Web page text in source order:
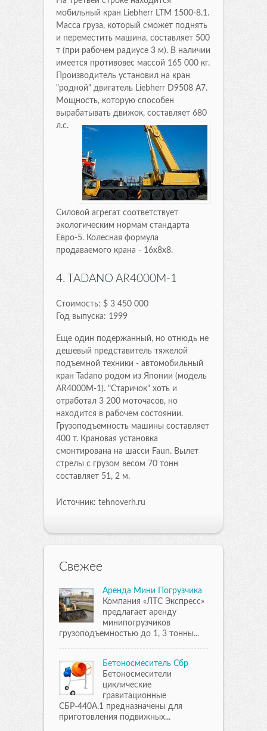
мобильный кран Liebherr LTM 1500-8.1.
Масса груза, который сможет поднять
и переместить машина, составляет 500
т (при рабочем радиусе 3 м). В наличии
имеется противовес массой 165 000 кг.
Производитель установил на кран
"родной" двигатель Liebherr D9508 A7.
Мощность, которую способен
вырабатывать движок, составляет 680
л.с.
Силовой агрегат соответствует
экологическим нормам стандарта
Евро-5. Колесная формула
продаваемого крана - 16х8х8.
4. TADANO AR4000M-1
Стоимость: $ 3 450 000
Год выпуска: 1999
Еще один подержанный, но отнюдь не
дешевый представитель тяжелой
подъемной техники - автомобильный
кран Tadano родом из Японии (модель
AR4000M-1). "Старичок" хоть и
отработал 3 200 моточасов, но
находится в рабочем состоянии.
Грузоподъемность машины составляет
400 т. Крановая установка
смонтирована на шасси Faun. Вылет
стрелы с грузом весом 70 тонн
составляет 51, 2 м.
Источник: tehnoverh.ru
Свежее
Аренда Мини Погрузчика
Компания «ЛТС Экспресс»
предлагает аренду
минипогрузчиков
грузоподъемностью до 1, 3 тонны...
Бетоносмеситель Сбр
Бетоносмесители
циклические
гравитационные
СБР-440А.1 предназначены для
приготовления подвижных...